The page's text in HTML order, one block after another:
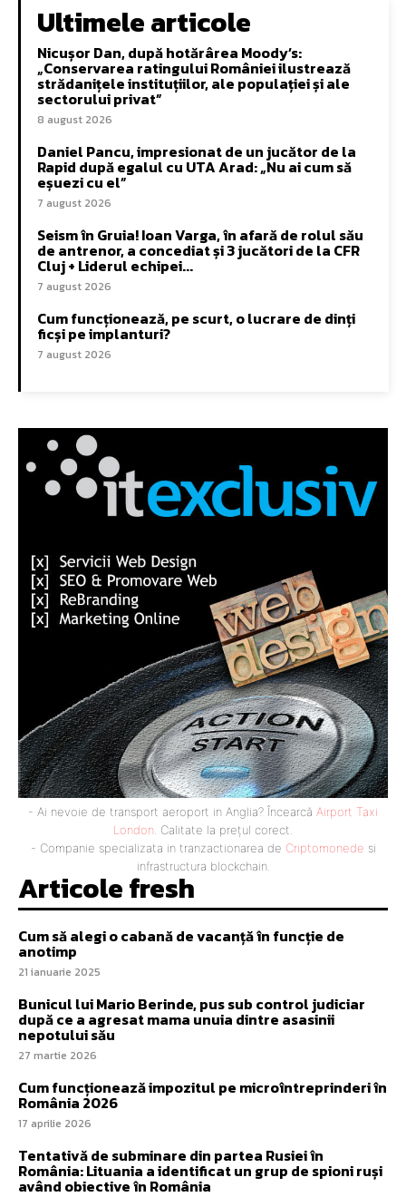
Ultimele articole
Nicușor Dan, după hotărârea Moody’s:
„Conservarea ratingului României ilustrează
strădanițele instituțiilor, ale populației și ale
sectorului privat”
8 august 2026
Daniel Pancu, impresionat de un jucător de la
Rapid după egalul cu UTA Arad: „Nu ai cum să
eșuezi cu el”
7 august 2026
Seism în Gruia! Ioan Varga, în afară de rolul său
de antrenor, a concediat și 3 jucători de la CFR
Cluj + Liderul echipei...
7 august 2026
Cum funcționează, pe scurt, o lucrare de dinți
ficși pe implanturi?
7 august 2026
- Ai nevoie de transport aeroport in Anglia? Încearcă Airport Taxi
London . Calitate la prețul corect.
- Companie specializata in tranzactionarea de Criptomonede si
infrastructura blockchain.
Articole fresh
Cum să alegi o cabană de vacanță în funcție de
anotimp
21 ianuarie 2025
Bunicul lui Mario Berinde, pus sub control judiciar
după ce a agresat mama unuia dintre asasinii
nepotului său
27 martie 2026
Cum funcționează impozitul pe microîntreprinderi în
România 2026
17 aprilie 2026
Tentativă de subminare din partea Rusiei în
România: Lituania a identificat un grup de spioni ruși
având obiective în România